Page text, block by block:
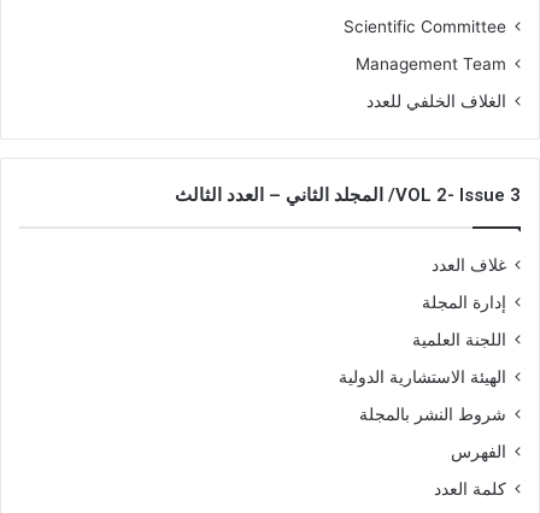
Scientific Committee
Management Team
الغلاف الخلفي للعدد
VOL 2- Issue 3/ المجلد الثاني – العدد الثالث
غلاف العدد
إدارة المجلة
اللجنة العلمية
الهيئة الاستشارية الدولية
شروط النشر بالمجلة
الفهرس
كلمة العدد